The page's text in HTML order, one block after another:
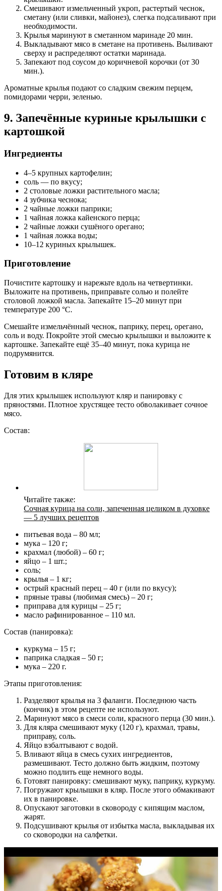
Смешивают измельченный укроп, растертый чеснок,
сметану (или сливки, майонез), слегка подсаливают при
необходимости.
Крылья маринуют в сметанном маринаде 20 мин.
Выкладывают мясо в сметане на противень. Выливают
сверху и распределяют остатки маринада.
Запекают под соусом до коричневой корочки (от 30
мин.).
Ароматные крылья подают со сладким свежим перцем,
помидорами черри, зеленью.
9. Запечённые куриные крылышки с
картошкой
Ингредиенты
4–5 крупных картофелин;
соль — по вкусу;
2 столовые ложки растительного масла;
4 зубчика чеснока;
2 чайные ложки паприки;
1 чайная ложка кайенского перца;
2 чайные ложки сушёного орегано;
1 чайная ложка воды;
10–12 куриных крылышек.
Приготовление
Почистите картошку и нарежьте вдоль на четвертинки.
Выложите на противень, приправьте солью и полейте
столовой ложкой масла. Запекайте 15–20 минут при
температуре 200 °С.
Смешайте измельчённый чеснок, паприку, перец, орегано,
соль и воду. Покройте этой смесью крылышки и выложите к
картошке. Запекайте ещё 35–40 минут, пока курица не
подрумянится.
Готовим в кляре
Для этих крылышек используют кляр и панировку с
пряностями. Плотное хрустящее тесто обволакивает сочное
мясо.
Состав:
Читайте также:
Сочная курица на соли, запеченная целиком в духовке
— 5 лучших рецептов
питьевая вода – 80 мл;
мука – 120 г;
крахмал (любой) – 60 г;
яйцо – 1 шт.;
соль;
крылья – 1 кг;
острый красный перец – 40 г (или по вкусу);
пряные травы (любимая смесь) – 20 г;
приправа для курицы – 25 г;
масло рафинированное – 110 мл.
Состав (панировка):
куркума – 15 г;
паприка сладкая – 50 г;
мука – 220 г.
Этапы приготовления:
Разделяют крылья на 3 фаланги. Последнюю часть
(кончик) в этом рецепте не используют.
Маринуют мясо в смеси соли, красного перца (30 мин.).
Для кляра смешивают муку (120 г), крахмал, травы,
приправу, соль.
Яйцо взбалтывают с водой.
Вливают яйца в смесь сухих ингредиентов,
размешивают. Тесто должно быть жидким, поэтому
можно подлить еще немного воды.
Готовят панировку: смешивают муку, паприку, куркуму.
Погружают крылышки в кляр. После этого обмакивают
их в панировке.
Опускают заготовки в сковороду с кипящим маслом,
жарят.
Подсушивают крылья от избытка масла, выкладывая их
со сковородки на салфетки.